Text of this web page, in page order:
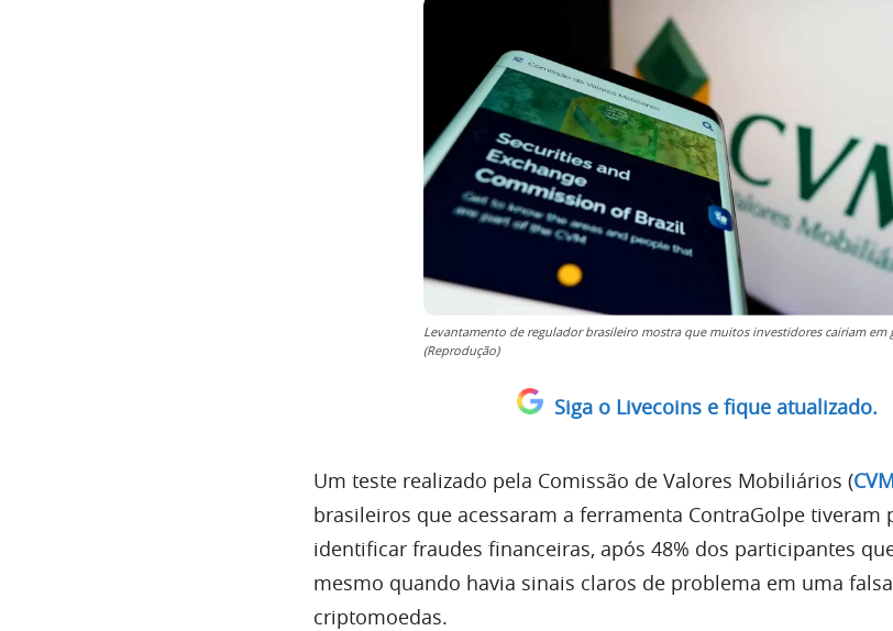
Levantamento de regulador brasileiro mostra que muitos investidores cairiam em
(Reprodução)
Siga o Livecoins e fique atualizado.
Um teste realizado pela Comissão de Valores Mobiliários (
brasileiros que acessaram a ferramenta ContraGolpe tiveram
identificar fraudes financeiras, após 48% dos participantes
mesmo quando havia sinais claros de problema em uma
criptomoedas.